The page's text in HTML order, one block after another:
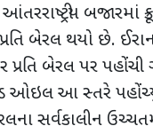
બેરલ થયો છે.
પ્રતિ બેરલ પર
ઓઇલ આ સ્તરે
સર્વકાલીન